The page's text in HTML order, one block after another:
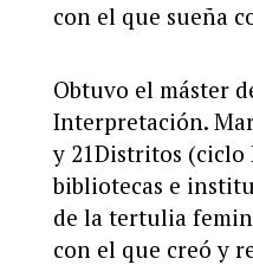
con el que sueña
Obtuvo el máster
Interpretación.
y 21Distritos (ciclo
bibliotecas e
de la tertulia
con el que creó y